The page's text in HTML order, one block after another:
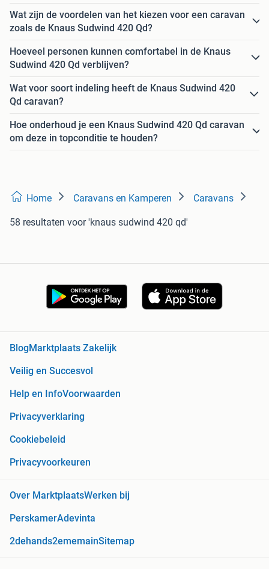
Wat zijn de voordelen van het kiezen voor een caravan
zoals de Knaus Sudwind 420 Qd?
Hoeveel personen kunnen comfortabel in de Knaus
Sudwind 420 Qd verblijven?
Wat voor soort indeling heeft de Knaus Sudwind 420
Qd caravan?
Hoe onderhoud je een Knaus Sudwind 420 Qd caravan
om deze in topconditie te houden?
Home Caravans en Kamperen Caravans
58 resultaten voor 'knaus sudwind 420 qd'
BlogMarktplaats Zakelijk
Veilig en Succesvol
Help en InfoVoorwaarden
Privacyverklaring
Cookiebeleid
Privacyvoorkeuren
Over MarktplaatsWerken bij
PerskamerAdevinta
2dehands2ememainSitemap